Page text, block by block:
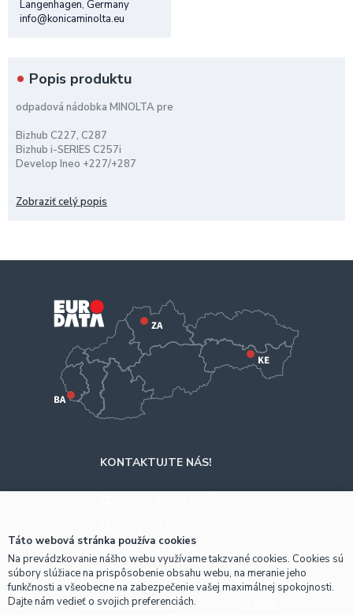
Langenhagen, Germany
info@konicaminolta.eu
Popis produktu
odpadová nádobka MINOLTA pre
Bizhub C227, C287
Bizhub i-SERIES C257i
Develop Ineo +227/+287
Zobraziť celý popis
KONTAKTUJTE NÁS!
KE +421-55-7289 653
OBCHODNÉ INFO
Táto webová stránka používa cookies
Na prevádzkovanie nášho webu využívame takzvané cookies. Cookies sú
súbory slúžiace na prispôsobenie obsahu webu, na meranie jeho
funkčnosti a všeobecne na zabezpečenie vašej maximálnej spokojnosti.
Dajte nám vedieť o svojich preferenciách.